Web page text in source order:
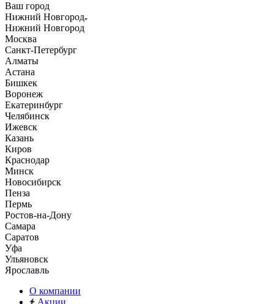
Ваш город
Нижний Новгород
Нижний Новгород
Москва
Санкт-Петербург
Алматы
Астана
Бишкек
Воронеж
Екатеринбург
Челябинск
Ижевск
Казань
Киров
Краснодар
Минск
Новосибирск
Пенза
Пермь
Ростов-на-Дону
Самара
Саратов
Уфа
Ульяновск
Ярославль
О компании
Акции